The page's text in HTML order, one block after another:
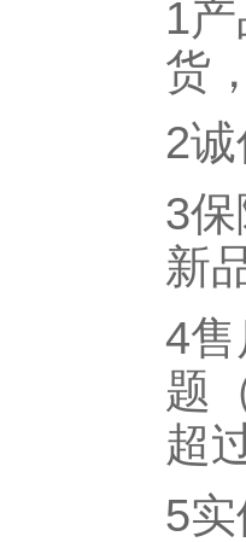
1
货
2
3
新
4
题
超
5